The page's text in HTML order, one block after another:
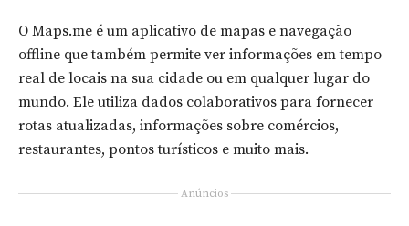
O Maps.me é um aplicativo de mapas e navegação
offline que também permite ver informações em tempo
real de locais na sua cidade ou em qualquer lugar do
mundo. Ele utiliza dados colaborativos para fornecer
rotas atualizadas, informações sobre comércios,
restaurantes, pontos turísticos e muito mais.
Anúncios